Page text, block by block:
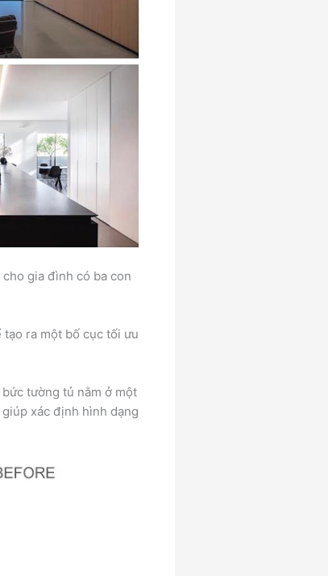
gia đình có ba con
ra một bố cục tối ưu
tường tủ nằm ở một
xác định hình dạng